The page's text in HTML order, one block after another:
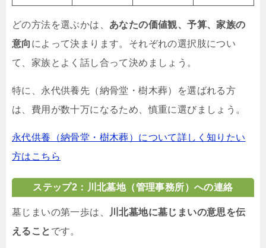
どの方法を選ぶかは、 あなたの価値観、予算、家族の
意向 によって決まります。それぞれの選択肢につい
て、家族とよく話し合って決めましょう。
特に、永代供養先（納骨堂・樹木葬）を選ばれる方
は、費用が数十万になるため、慎重に選びましょう。
永代供養（納骨堂・樹木葬）について詳しく知りたい
方はこちら
ステップ2：川北墓地（管理事務所）への連絡
墓じまいの第一歩は、
川北墓地に墓じまいの意思を伝
えること です。